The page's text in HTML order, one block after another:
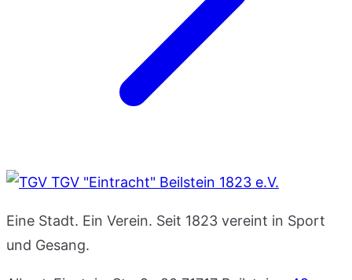
TGV "Eintracht" Beilstein 1823 e.V.
Eine Stadt. Ein Verein. Seit 1823 vereint in Sport
und Gesang.